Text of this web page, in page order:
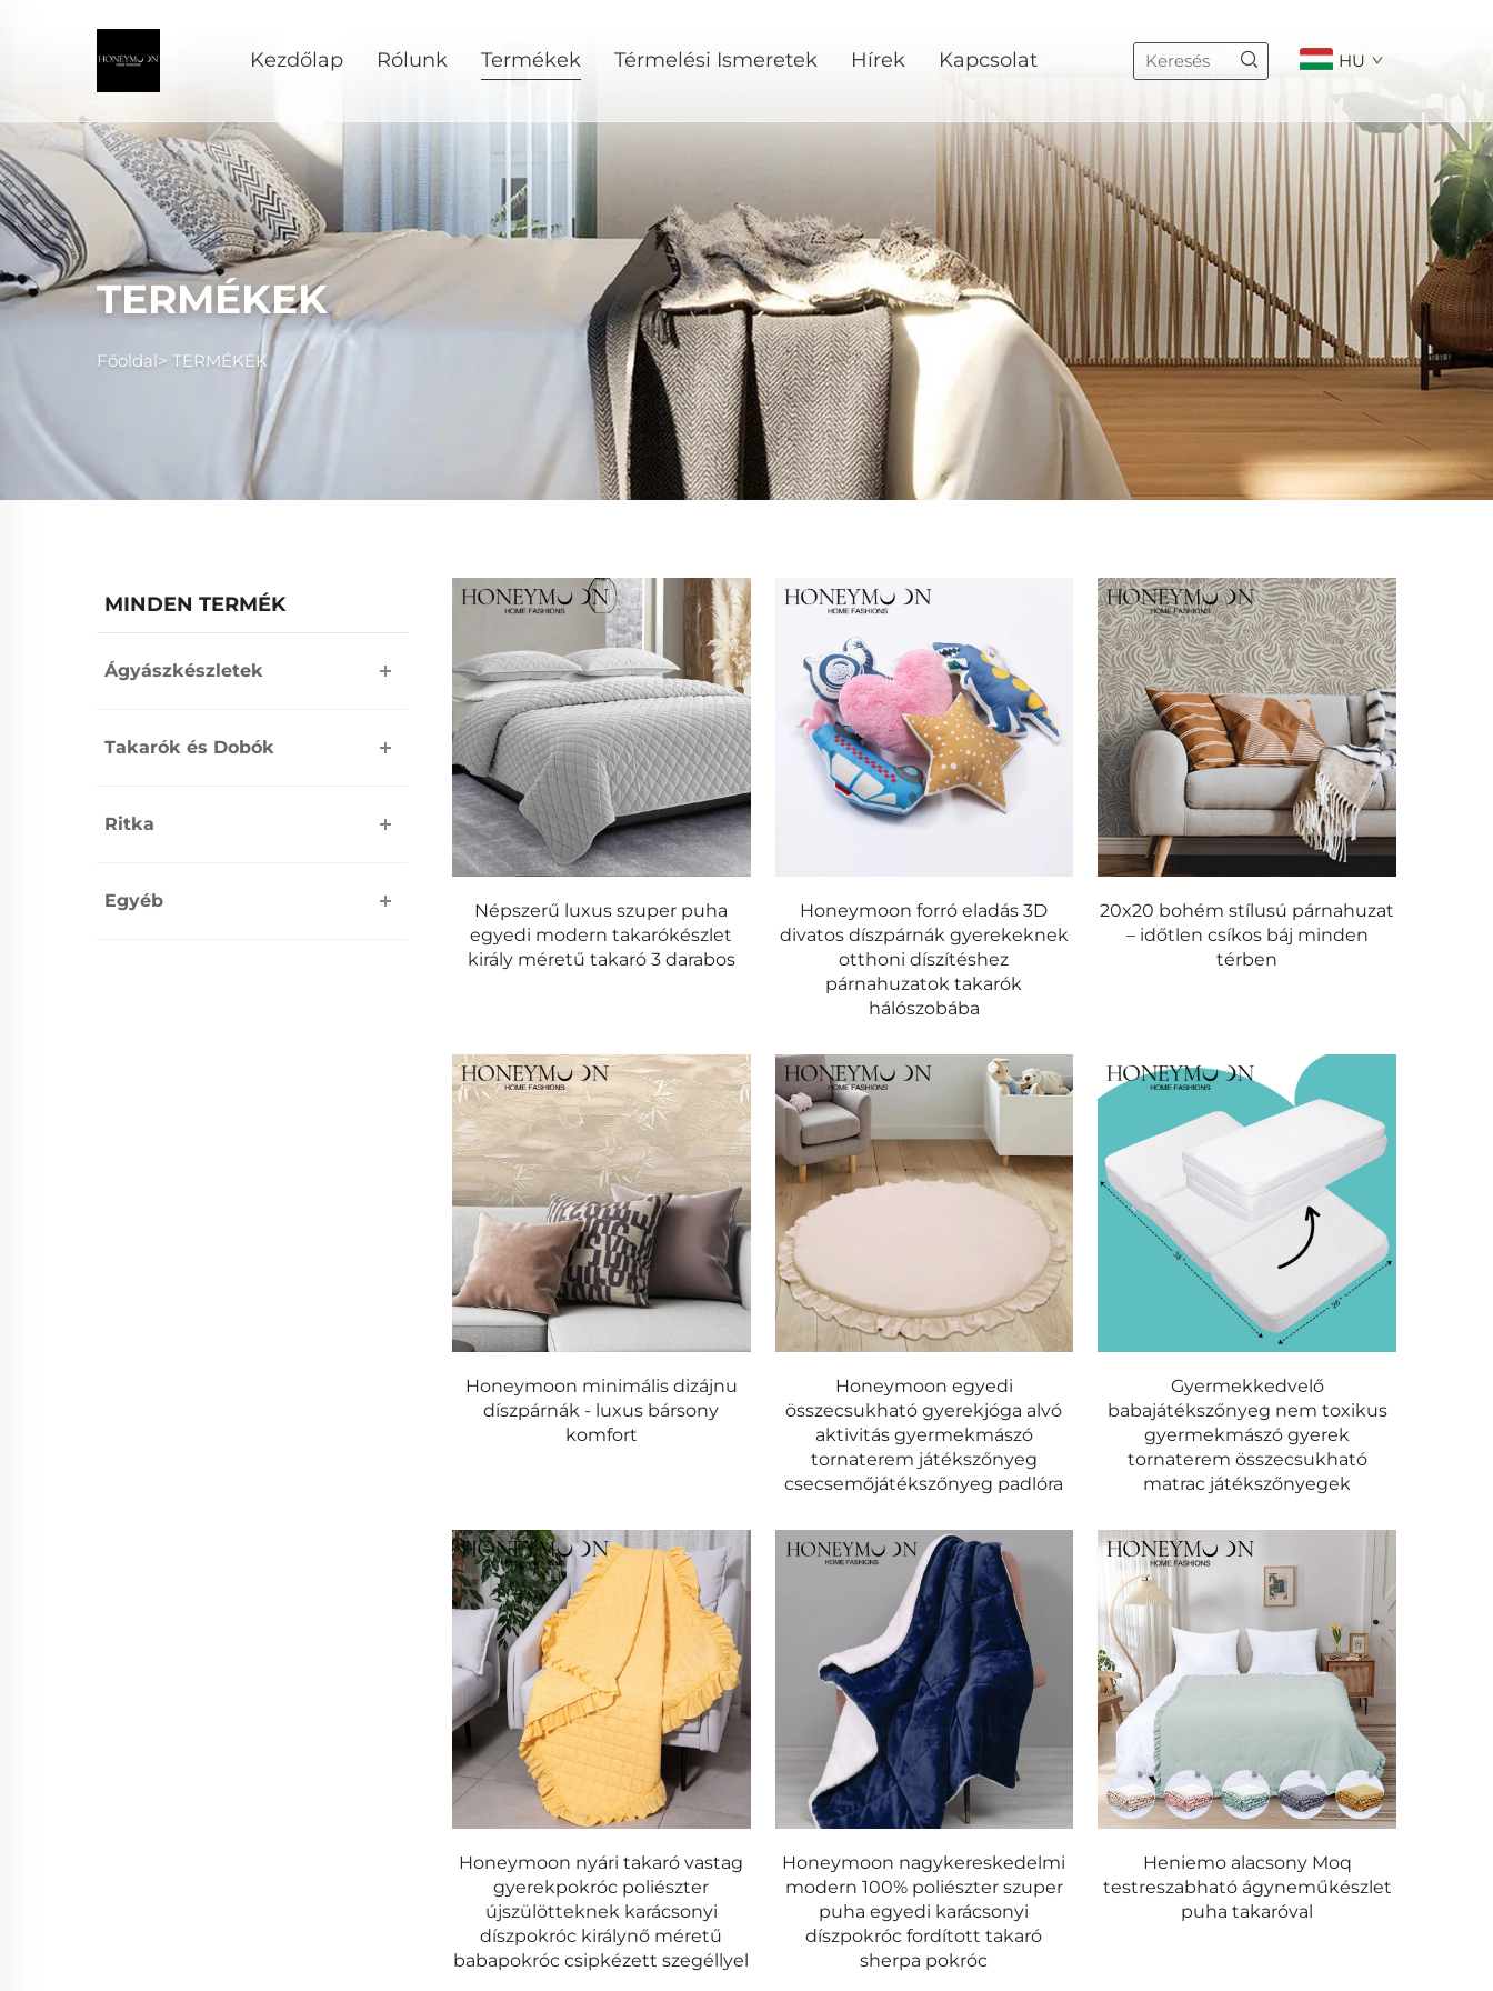
Kezdőlap Rólunk Termékek Térmelési Ismeretek Hírek Kapcsolat HU
TERMÉKEK
Főoldal> TERMÉKEK
MINDEN TERMÉK
Ágyászkészletek
Takarók és Dobók
Ritka
Egyéb
Népszerű luxus szuper puha
egyedi modern takarókészlet
király méretű takaró 3 darabos
Honeymoon forró eladás 3D
divatos díszpárnák gyerekeknek
otthoni díszítéshez
párnahuzatok takarók
hálószobába
20x20 bohém stílusú párnahuzat
– időtlen csíkos báj minden
térben
Honeymoon minimális dizájnu
díszpárnák - luxus bársony
komfort
Honeymoon egyedi
összecsukható gyerekjóga alvó
aktivitás gyermekmászó
tornaterem játékszőnyeg
csecsemőjátékszőnyeg padlóra
Gyermekkedvelő
babajátékszőnyeg nem toxikus
gyermekmászó gyerek
tornaterem összecsukható
matrac játékszőnyegek
Honeymoon nyári takaró vastag
gyerekpokróc poliészter
újszülötteknek karácsonyi
díszpokróc királynő méretű
babapokróc csipkézett szegéllyel
Honeymoon nagykereskedelmi
modern 100% poliészter szuper
puha egyedi karácsonyi
díszpokróc fordított takaró
sherpa pokróc
Heniemo alacsony Moq
testreszabható ágyneműkészlet
puha takaróval